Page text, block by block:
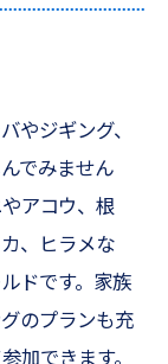
やジギング、
でみません
アコウ、根
、ヒラメな
ドです。家族
のプランも充
加できます。